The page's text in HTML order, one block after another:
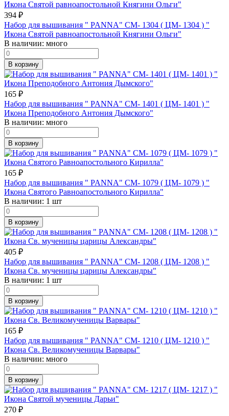
394 ₽
Набор для вышивания " PANNA" CM- 1304 ( ЦМ- 1304 ) "
Икона Святой равноапостольной Княгини Ольги"
В наличии: много
В корзину
165 ₽
Набор для вышивания " PANNA" CM- 1401 ( ЦМ- 1401 ) "
Икона Преподобного Антония Дымского"
В наличии: много
В корзину
165 ₽
Набор для вышивания " PANNA" CM- 1079 ( ЦМ- 1079 ) "
Икона Святого Равноапостольного Кирилла"
В наличии: 1 шт
В корзину
405 ₽
Набор для вышивания " PANNA" CM- 1208 ( ЦМ- 1208 ) "
Икона Св. мученицы царицы Александры"
В наличии: 1 шт
В корзину
165 ₽
Набор для вышивания " PANNA" CM- 1210 ( ЦМ- 1210 ) "
Икона Св. Великомученицы Варвары"
В наличии: много
В корзину
270 ₽